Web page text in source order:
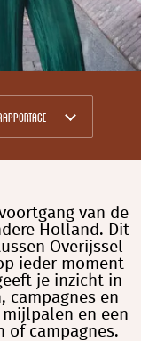
van de
Holland. Dit
Overijssel
ieder moment
je inzicht in
campagnes en
en een
of campagnes.